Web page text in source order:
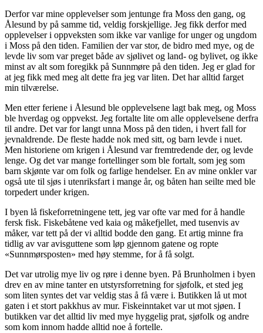
Derfor var mine opplevelser som jentunge fra Moss den gang, og
Ålesund by på samme tid, veldig forskjellige. Jeg fikk derfor med
opplevelser i oppveksten som ikke var vanlige for unger og ungdom
i Moss på den tiden. Familien der var stor, de bidro med mye, og de
levde liv som var preget både av sjølivet og land- og bylivet, og ikke
minst av alt som foregikk på Sunnmøre på den tiden. Jeg er glad for
at jeg fikk med meg alt dette fra jeg var liten. Det har alltid farget
min tilværelse.
Men etter feriene i Ålesund ble opplevelsene lagt bak meg, og Moss
ble hverdag og oppvekst. Jeg fortalte lite om alle opplevelsene derfra
til andre. Det var for langt unna Moss på den tiden, i hvert fall for
jevnaldrende. De fleste hadde nok med sitt, og barn levde i nuet.
Men historiene om krigen i Ålesund var fremtredende der, og levde
lenge. Og det var mange fortellinger som ble fortalt, som jeg som
barn skjønte var om folk og farlige hendelser. En av mine onkler var
også ute til sjøs i utenriksfart i mange år, og båten han seilte med ble
torpedert under krigen.
I byen lå fiskeforretningene tett, jeg var ofte var med for å handle
fersk fisk. Fiskebåtene ved kaia og måkefjellet, med tusenvis av
måker, var tett på der vi alltid bodde den gang. Et artig minne fra
tidlig av var avisguttene som løp gjennom gatene og ropte
«Sunnmørsposten» med høy stemme, for å få solgt.
Det var utrolig mye liv og røre i denne byen. På Brunholmen i byen
drev en av mine tanter en utstyrsforretning for sjøfolk, et sted jeg
som liten syntes det var veldig stas å få være i. Butikken lå ut mot
gaten i et stort pakkhus av mur. Fiskeinntaket var ut mot sjøen. I
butikken var det alltid liv med mye hyggelig prat, sjøfolk og andre
som kom innom hadde alltid noe å fortelle.